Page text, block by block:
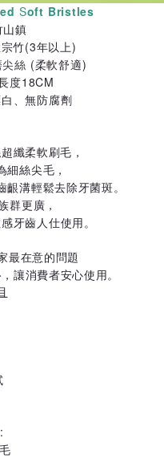
Soft Bristles
山鎮
竹(3年以上)
絲 (柔軟舒適)
度18CM
、無防腐劑
纖柔軟刷毛，
絲尖毛，
溝輕鬆去除牙菌斑。
群更廣，
牙齒人仕使用。
最在意的問題
，讓消費者安心使用。